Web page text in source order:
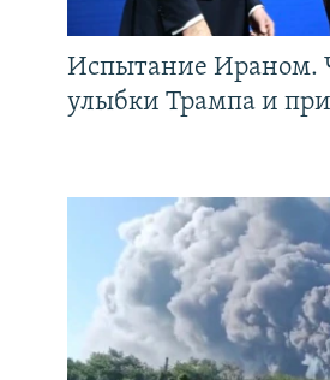
Испытание Ираном.
улыбки Трампа и